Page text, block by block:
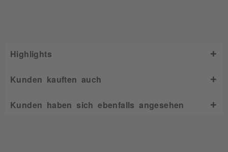
Highlights
Kunden kauften auch
Kunden haben sich ebenfalls angesehen